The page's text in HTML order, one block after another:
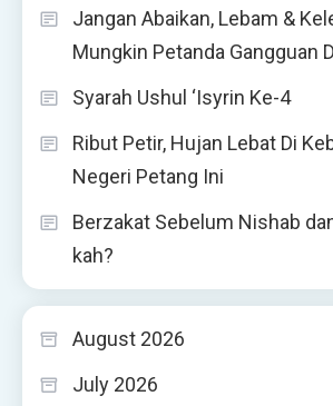
Jangan Abaikan, Lebam &
Mungkin Petanda Gangguan
Syarah Ushul ‘Isyrin Ke-4
Ribut Petir, Hujan Lebat Di
Negeri Petang Ini
Berzakat Sebelum Nishab
kah?
August 2026
July 2026